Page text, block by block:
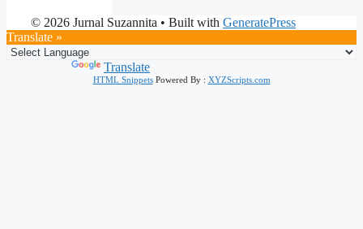
© 2026 Jurnal Suzannita • Built with GeneratePress
Translate »
Translate
HTML SnippetsPowered By : XYZScripts.com